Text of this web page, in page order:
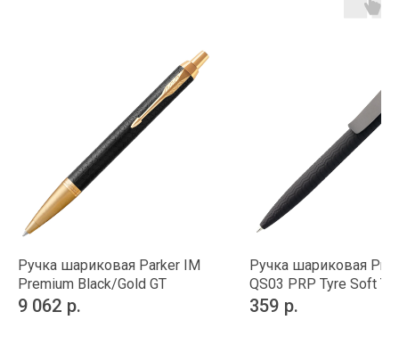
Ручка шариковая Parker IM
Premium Black/Gold GT
9 062 р.
Ручка шариковая
QS03 PRP Tyre Soft
359 р.